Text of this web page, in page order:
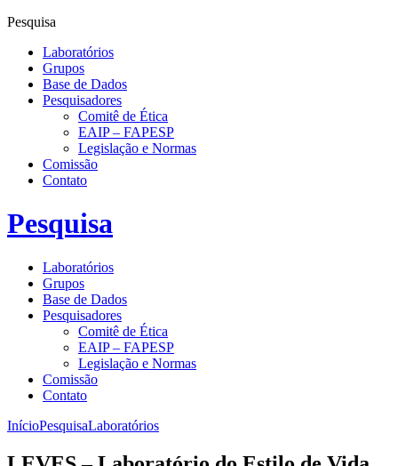
Pesquisa
Laboratórios
Grupos
Base de Dados
Pesquisadores
Comitê de Ética
EAIP – FAPESP
Legislação e Normas
Comissão
Contato
Pesquisa
Laboratórios
Grupos
Base de Dados
Pesquisadores
Comitê de Ética
EAIP – FAPESP
Legislação e Normas
Comissão
Contato
InícioPesquisaLaboratórios